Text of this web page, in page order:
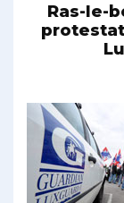
Ras-le-